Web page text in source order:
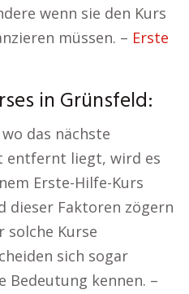
wenn sie den Kurs
müssen. – Erste
in Grünsfeld:
das nächste
entfernt liegt, wird es
Erste-Hilfe-Kurs
dieser Faktoren zögern
solche Kurse
sich sogar
Bedeutung kennen. –